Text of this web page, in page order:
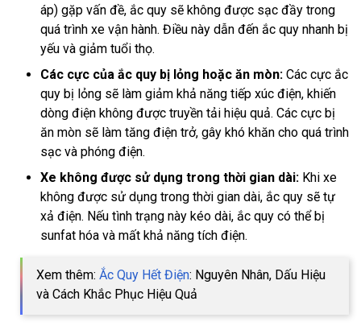
áp) gặp vấn đề, ắc quy sẽ không được sạc đầy trong
quá trình xe vận hành. Điều này dẫn đến ắc quy nhanh bị
yếu và giảm tuổi thọ.
Các cực của ắc quy bị lỏng hoặc ăn mòn: Các cực ắc
quy bị lỏng sẽ làm giảm khả năng tiếp xúc điện, khiến
dòng điện không được truyền tải hiệu quả. Các cực bị
ăn mòn sẽ làm tăng điện trở, gây khó khăn cho quá trình
sạc và phóng điện.
Xe không được sử dụng trong thời gian dài: Khi xe
không được sử dụng trong thời gian dài, ắc quy sẽ tự
xả điện. Nếu tình trạng này kéo dài, ắc quy có thể bị
sunfat hóa và mất khả năng tích điện.
Xem thêm: Ắc Quy Hết Điện: Nguyên Nhân, Dấu Hiệu
và Cách Khắc Phục Hiệu Quả